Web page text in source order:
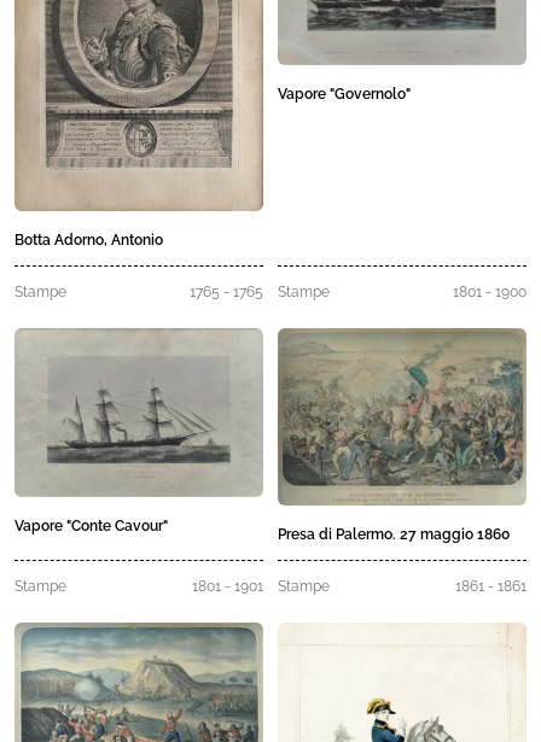
Botta Adorno, Antonio
Stampe 1765 - 1765
Vapore "Governolo"
Stampe 1801 - 1900
Vapore "Conte Cavour"
Stampe 1801 - 1901
Presa di Palermo. 27 maggio 1860
Stampe 1861 - 1861